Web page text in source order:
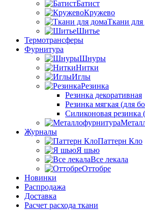
Батист
Кружево
Ткани для
Шитье
Термотрансферы
Фурнитура
Шнуры
Нитки
Иглы
Резинка
Резинка декоративная
Резинка мягкая (для
Силиконовая резинка
Журналы
Паттерн Кло
Я шью
Все лекала
Оттобре
Новинки
Распродажа
Доставка
Расчет расхода ткани